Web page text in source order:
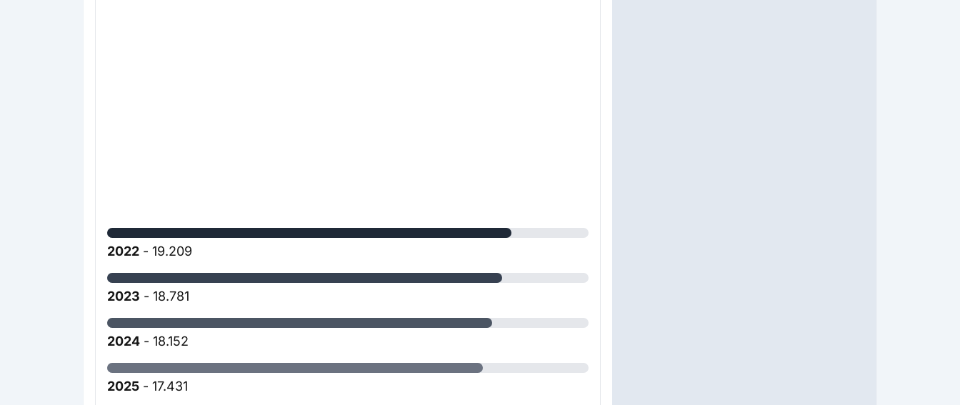
2022 - 19.209
2023 - 18.781
2024 - 18.152
2025 - 17.431